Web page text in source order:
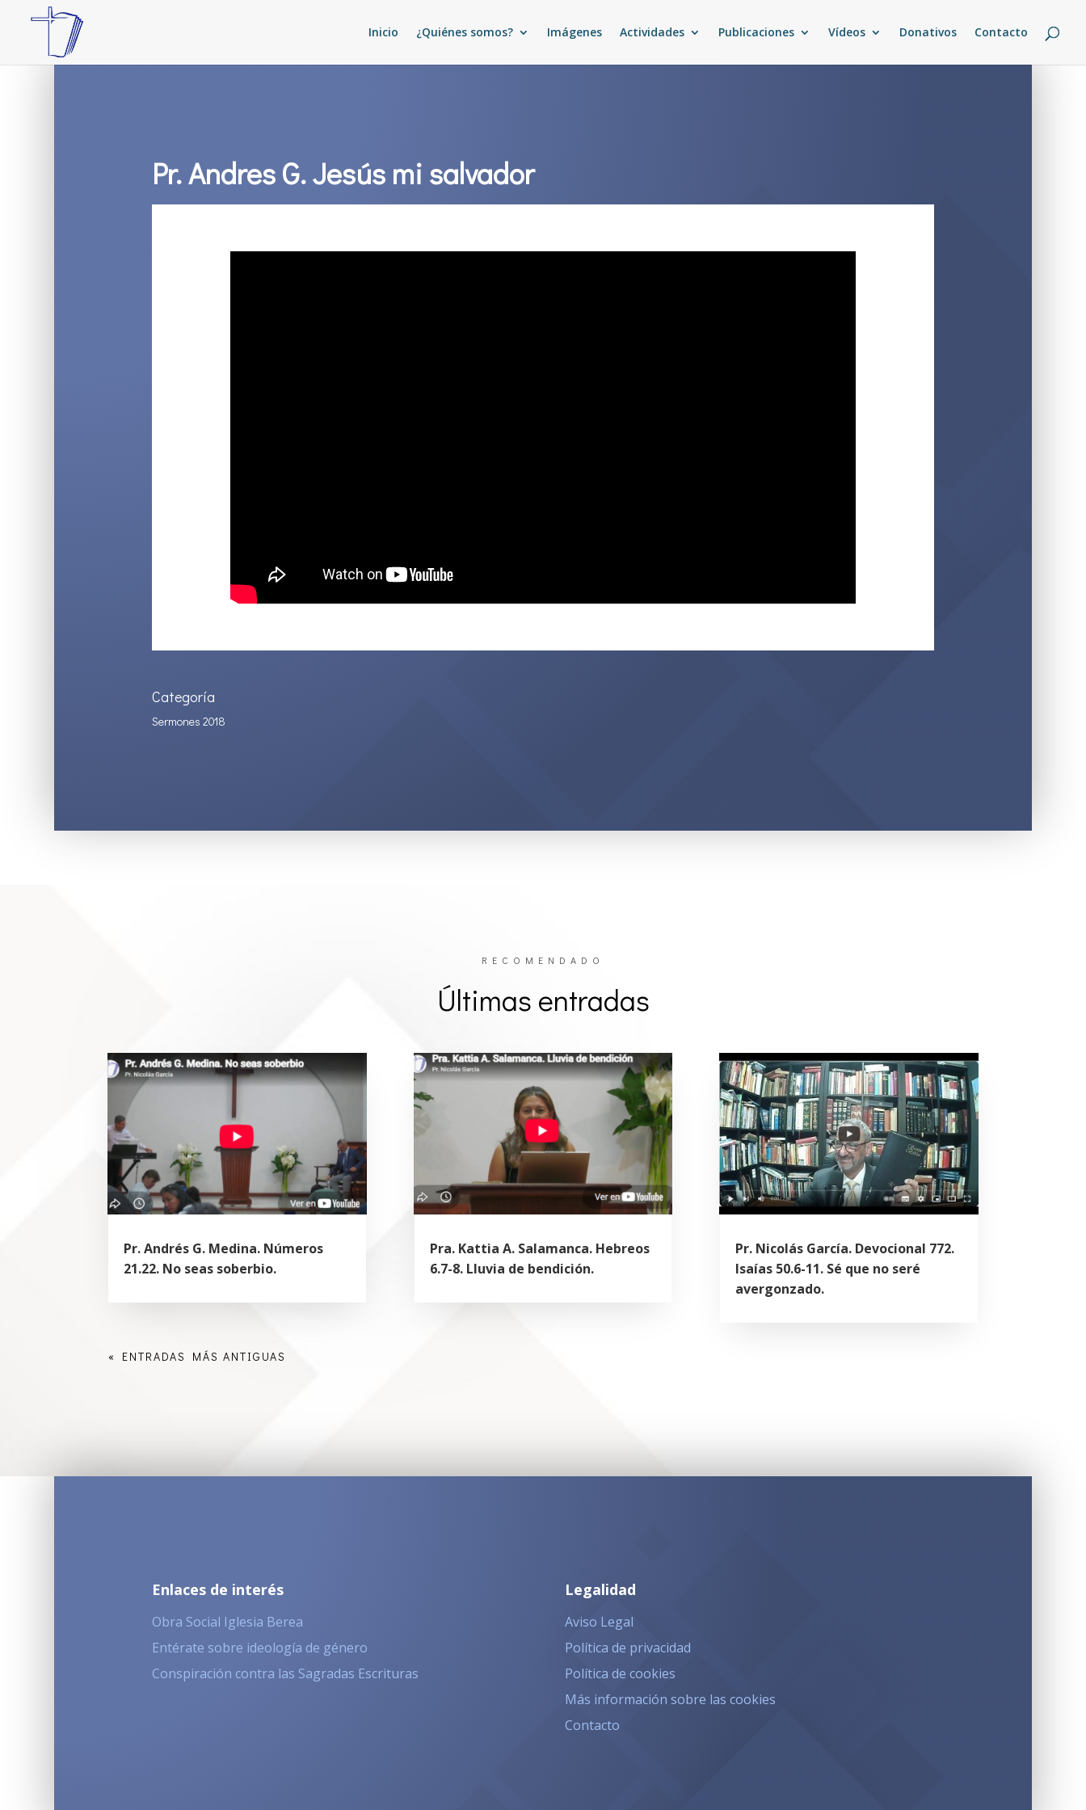
Inicio ¿Quiénes somos? Imágenes Actividades Publicaciones Vídeos Donativos Contacto
Pr. Andres G. Jesús mi salvador
Categoría
Sermones 2018
RECOMENDADO
Últimas entradas
Pr. Andrés G. Medina. Números
21.22. No seas soberbio.
Pra. Kattia A. Salamanca. Hebreos
6.7-8. Lluvia de bendición.
Pr. Nicolás García. Devocional 772.
Isaías 50.6-11. Sé que no seré
avergonzado.
« ENTRADAS MÁS ANTIGUAS
Enlaces de interés
Obra Social Iglesia Berea
Entérate sobre ideología de género
Conspiración contra las Sagradas Escrituras
Legalidad
Aviso Legal
Política de privacidad
Política de cookies
Más información sobre las cookies
Contacto